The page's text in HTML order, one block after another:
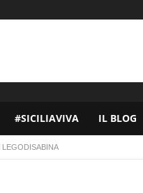
#SICILIAVIVA IL BLOG
LEGODISABINA